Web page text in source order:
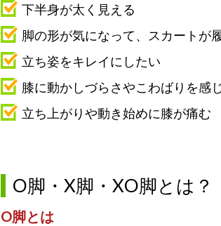
下半身が太く見える
脚の形が気になって、スカートが
立ち姿をキレイにしたい
膝に動かしづらさやこわばりを感
立ち上がりや動き始めに膝が痛む
O脚・X脚・XO脚とは？
O脚とは